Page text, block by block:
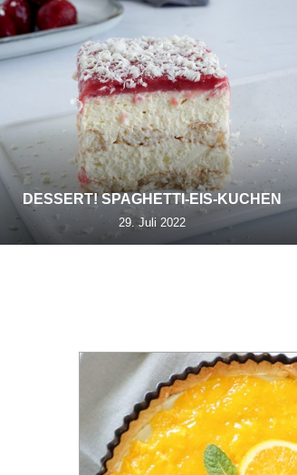
DESSERT! SPAGHETTI-EIS-KUCHEN
29. Juli 2022